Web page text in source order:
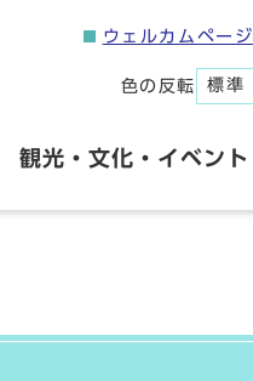
ウェルカムページ
色の反転 標準
観光・文化・イベント